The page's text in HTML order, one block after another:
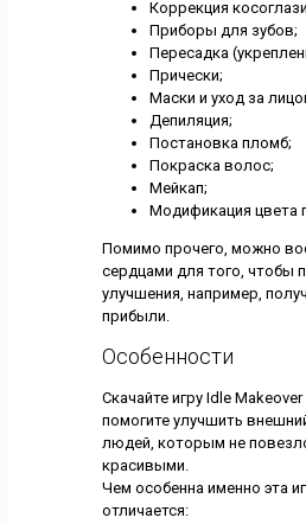
Коррекция
Приборы для зубов;
Пересадка
Прически;
Маски и уход за
Депиляция;
Постановка пломб;
Покраска волос;
Мейкап;
Модификация цвета
Помимо прочего, можно
сердцами для того, чтобы
улучшения, например,
прибыли.
Особенности
Скачайте игру Idle
помогите улучшить
людей, которым не
красивыми.
Чем особенна именно эта
отличается: